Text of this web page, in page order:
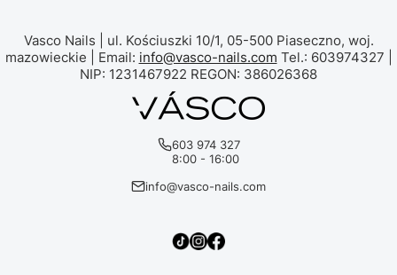
Vasco Nails | ul. Kościuszki 10/1, 05-500 Piaseczno, woj.
mazowieckie | Email: info@vasco-nails.com Tel.: 603974327 |
NIP: 1231467922 REGON: 386026368
603 974 327
8:00 - 16:00
info@vasco-nails.com